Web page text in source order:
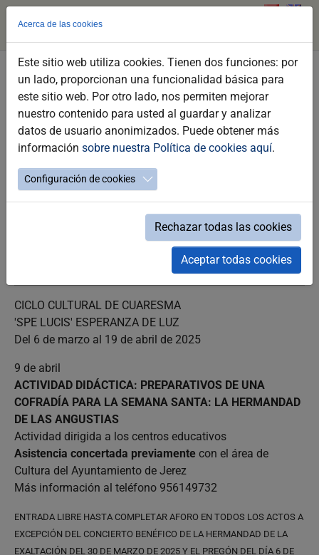
Skip
main
content
Preparativos de una Cofradía para la
Semana Santa. La Hermandad de las
Angustias
Actividad didáctica para centros educativos
Wednesday 09 de April a las 10:00h
CICLO CULTURAL DE CUARESMA
'SPE LUCIS' ESPERANZA DE LUZ
Del 6 de marzo al 19 de abril de 2025
9 de abril
ACTIVIDAD DIDÁCTICA: PREPARATIVOS DE UNA
COFRADÍA PARA LA SEMANA SANTA: LA HERMANDAD
DE LAS ANGUSTIAS
Actividad dirigida a los centros educativos
Asistencia concertada previamente con el área de
Cultura del Ayuntamiento de Jerez
Más información al teléfono 956149732
ENTRADA LIBRE HASTA COMPLETAR AFORO EN TODOS LOS ACTOS A
EXCEPCIÓN DEL CONCIERTO BENÉFICO DE LA HERMANDAD DE LA
EXALTACIÓN DEL 30 DE MARZO DE 2025 Y EL PREGÓN DEL DÍA 6 DE
Acerca de las cookies
Este sitio web utiliza cookies. Tienen dos funciones: por
un lado, proporcionan una funcionalidad básica para
este sitio web. Por otro lado, nos permiten mejorar
nuestro contenido para usted al guardar y analizar
datos de usuario anonimizados. Puede obtener más
información sobre nuestra Política de cookies aquí.
Configuración de cookies
Rechazar todas las cookies
Aceptar todas cookies